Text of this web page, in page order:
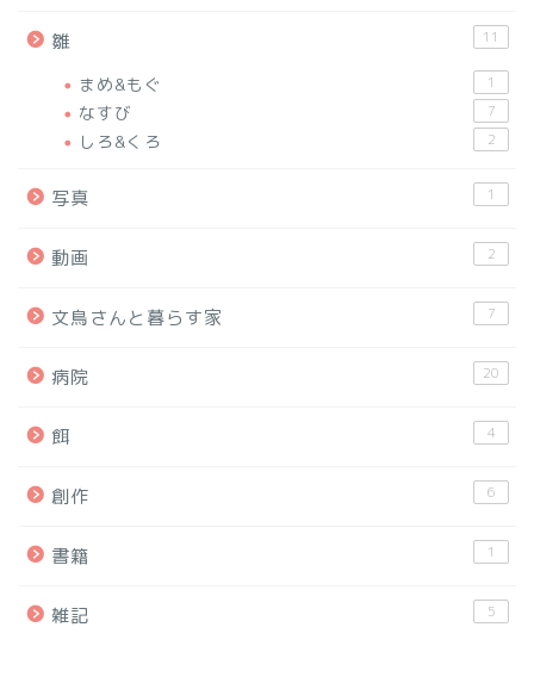
雛 11
まめ&もぐ 1
なすび 7
しろ&くろ 2
写真 1
動画 2
文鳥さんと暮らす家 7
病院 20
餌 4
創作 6
書籍 1
雑記 5